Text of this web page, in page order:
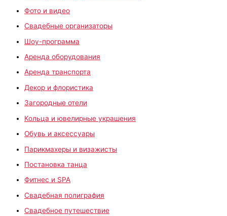
Фото и видео
Свадебные организаторы
Шоу-программа
Аренда оборудования
Аренда транспорта
Декор и флористика
Загородные отели
Кольца и ювелирные украшения
Обувь и аксессуары
Парикмахеры и визажисты
Постановка танца
Фитнес и SPA
Свадебная полиграфия
Свадебное путешествие